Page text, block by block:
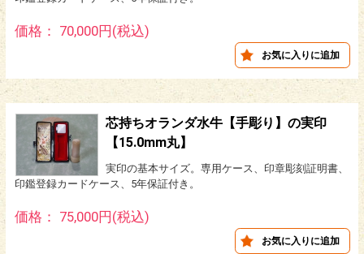
価格： 70,000円(税込)
芯持ちオランダ水牛【手彫り】の実印
【15.0mm丸】
実印の基本サイズ。専用ケース、印章彫刻証明書、
印鑑登録カードケース、5年保証付き。
価格： 75,000円(税込)